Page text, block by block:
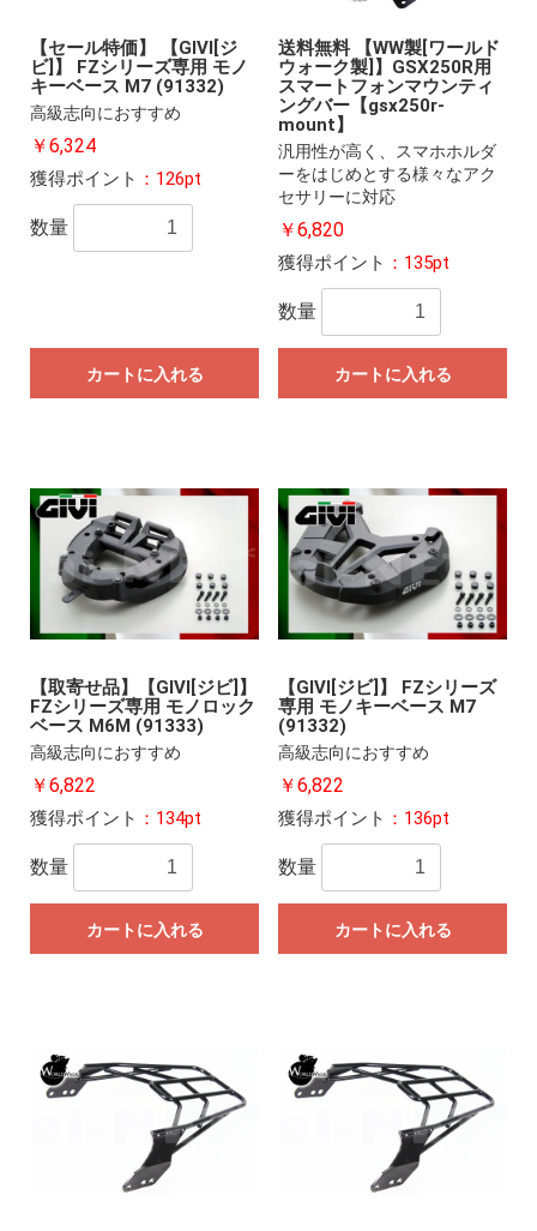
【セール特価】 【GIVI[ジ
ビ]】 FZシリーズ専用 モノ
キーベース M7 (91332)
高級志向におすすめ
￥6,324
獲得ポイント ：126pt
数量
カートに入れる
送料無料 【WW製[ワールド
ウォーク製]】GSX250R用
スマートフォンマウンティ
ングバー【gsx250r-
mount】
汎用性が高く、スマホホルダ
ーをはじめとする様々なアク
セサリーに対応
￥6,820
獲得ポイント ：135pt
数量
カートに入れる
【取寄せ品】【GIVI[ジビ]】
FZシリーズ専用 モノロック
ベース M6M (91333)
高級志向におすすめ
￥6,822
獲得ポイント ：134pt
数量
カートに入れる
【GIVI[ジビ]】 FZシリーズ
専用 モノキーベース M7
(91332)
高級志向におすすめ
￥6,822
獲得ポイント ：136pt
数量
カートに入れる